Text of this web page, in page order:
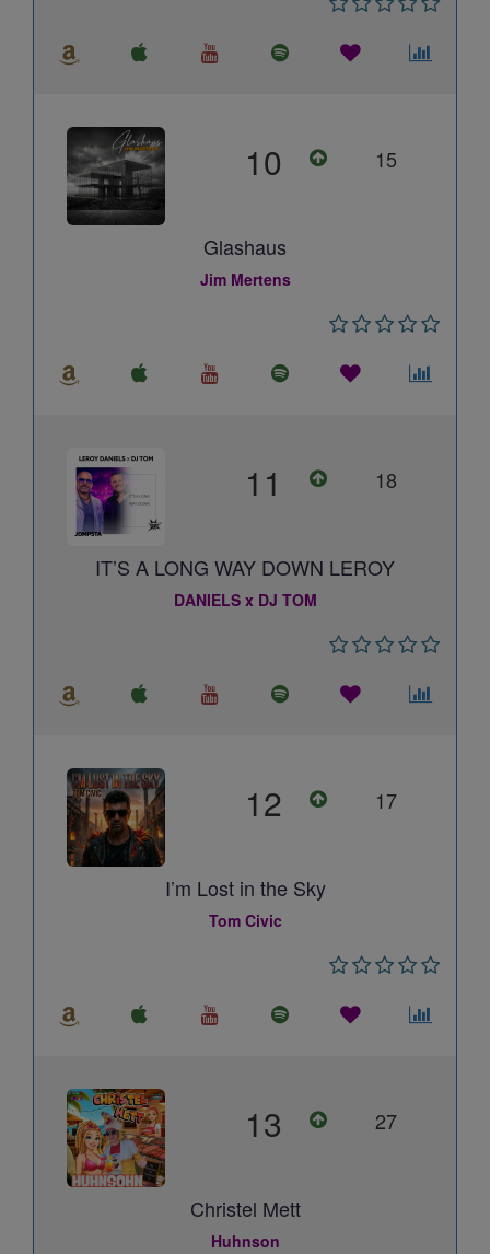
10 15
Glashaus
Jim Mertens
11 18
IT’S A LONG WAY DOWN LEROY
DANIELS x DJ TOM
12 17
I’m Lost in the Sky
Tom Civic
13 27
Christel Mett
Huhnson